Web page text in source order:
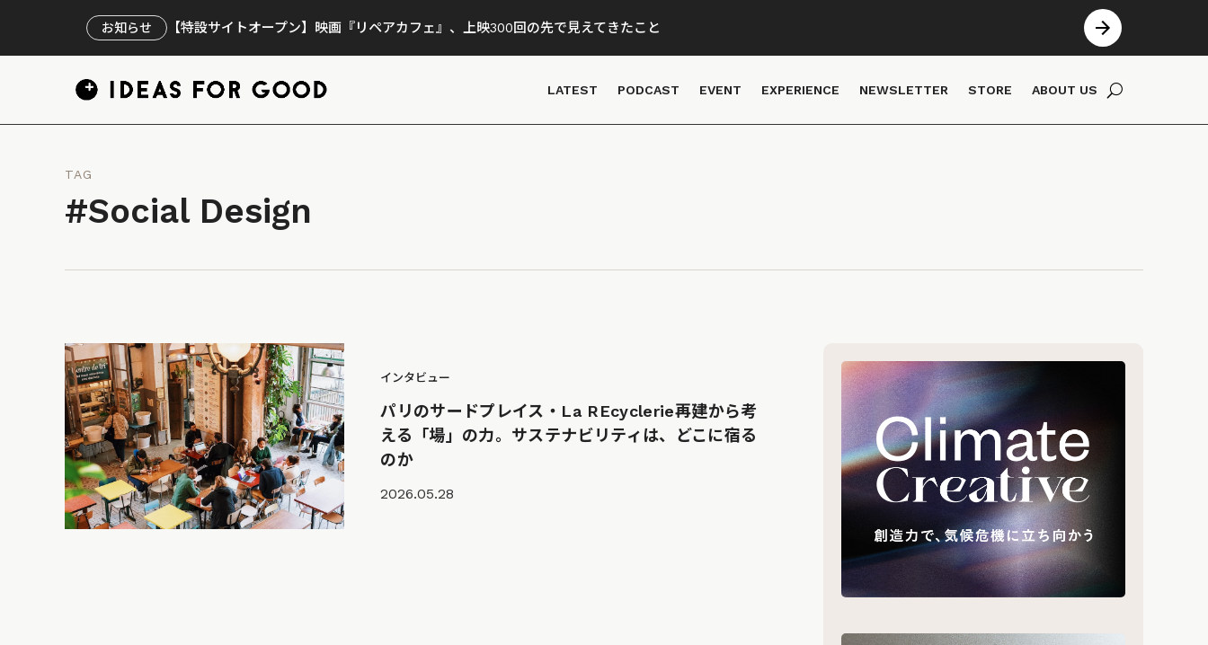
お知らせ 【特設サイトオープン】映画『リペアカフェ』、上映300回の先で見えてきたこと
LATEST PODCAST EVENT EXPERIENCE NEWSLETTER STORE ABOUT US
TAG
#Social Design
インタビュー
パリのサードプレイス・La REcyclerie再建から考
える「場」の力。サステナビリティは、どこに宿る
のか
2026.05.28